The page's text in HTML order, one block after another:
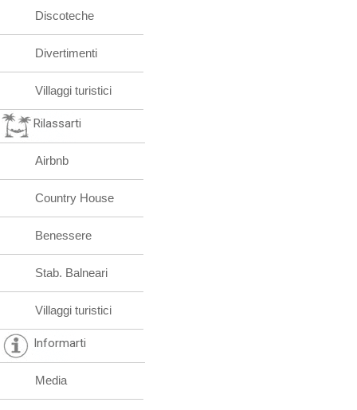
Discoteche
Divertimenti
Villaggi turistici
Rilassarti
Airbnb
Country House
Benessere
Stab. Balneari
Villaggi turistici
Informarti
Media